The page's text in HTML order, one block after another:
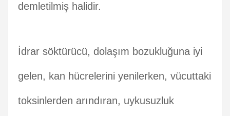
demletilmiş halidir.
İdrar söktürücü, dolaşım bozukluğuna iyi
gelen, kan hücrelerini yenilerken, vücuttaki
toksinlerden arındıran, uykusuzluk